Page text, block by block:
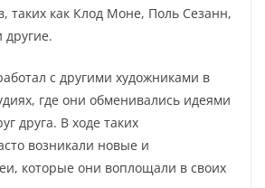
таких как Клод Моне, Поль Сезанн,
с другими художниками в
где они обменивались идеями
друга. В ходе таких
возникали новые и
которые они воплощали в своих